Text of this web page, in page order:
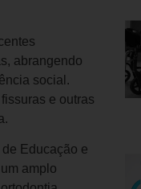
abrangendo
social.
e outras
Educação e
amplo